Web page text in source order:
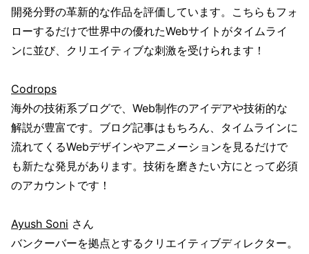
開発分野の革新的な作品を評価しています。こちらもフォ
ローするだけで世界中の優れたWebサイトがタイムライ
ンに並び、クリエイティブな刺激を受けられます！
Codrops
海外の技術系ブログで、Web制作のアイデアや技術的な
解説が豊富です。ブログ記事はもちろん、タイムラインに
流れてくるWebデザインやアニメーションを見るだけで
も新たな発見があります。技術を磨きたい方にとって必須
のアカウントです！
Ayush Soni さん
バンクーバーを拠点とするクリエイティブディレクター。